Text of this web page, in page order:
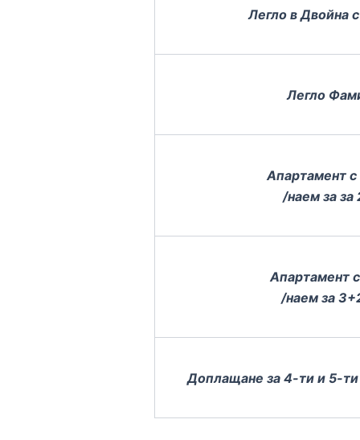
Легло в Двойна
Легло
Апартамент с
/наем за
Апартамент
/наем за
Доплащане за 4-ти и 5-ти